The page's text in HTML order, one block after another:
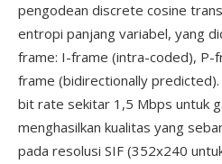
pengodean discrete cosine
entropi panjang variabel, yang
frame: I-frame (intra-coded), P-
frame (bidirectionally
bit rate sekitar 1,5 Mbps untuk
menghasilkan kualitas yang
pada resolusi SIF (352x240